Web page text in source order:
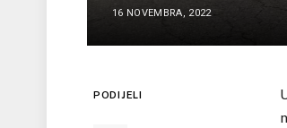
16 NOVEMBRA, 2022
PODIJELI